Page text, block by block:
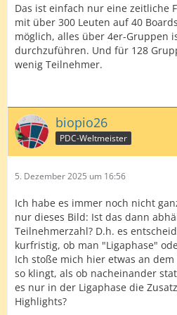
Das ist einfach nur eine zeitliche
mit über 300 Leuten auf 40
möglich, alles über 4er-Gruppen
durchzuführen. Und für 128
wenig Teilnehmer.
biopio26
PDC-Weltmeister
5. Dezember 2025 um 16:56
Ich habe es immer noch nicht
nur dieses Bild: Ist das dann
Teilnehmerzahl? D.h. es
kurfristig, ob man "Ligaphase"
Ich stoße mich hier etwas an
so klingt, als ob nacheinander
es nur in der Ligaphase die
Highlights?